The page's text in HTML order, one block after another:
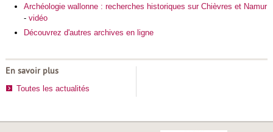
Archéologie wallonne : recherches historiques sur Chièvres et Namur
- vidéo
Découvrez d'autres archives en ligne
En savoir plus
Toutes les actualités